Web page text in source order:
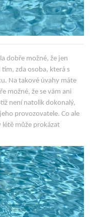
dobře možné, že jen
zda osoba, která s
Na takové úvahy máte
možné, že se vám ani
není natolik dokonalý,
provozovatele. Co ale
létě může prokázat